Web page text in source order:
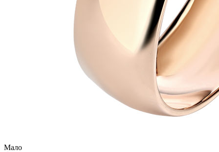
Мало